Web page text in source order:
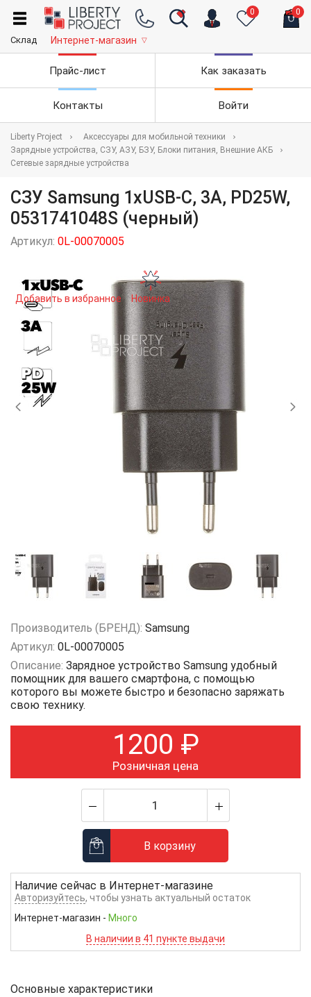
0 0
Склад Интернет-магазин ▽
Прайс-лист Как заказать
Контакты Войти
Liberty Project
Аксессуары для мобильной техники
Зарядные устройства, СЗУ, АЗУ, БЗУ, Блоки питания, Внешние АКБ
Сетевые зарядные устройства
СЗУ Samsung 1xUSB-C, 3А, PD25W,
0531741048S (черный)
Артикул: 0L-00070005
Добавить в избранное Новинка
Производитель (БРЕНД): Samsung
Артикул: 0L-00070005
Описание: Зарядное устройство Samsung удобный
помощник для вашего смартфона, с помощью
которого вы можете быстро и безопасно заряжать
свою технику.
1200 ₽
Розничная цена
В корзину
Наличие сейчас в Интернет-магазине
Авторизуйтесь, чтобы узнать актуальный остаток
Интернет-магазин - Много
В наличии в 41 пункте выдачи
Основные характеристики